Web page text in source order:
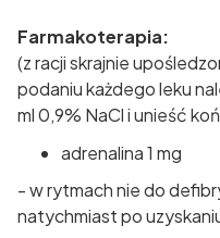
Farmakoterapia:
(z racji skrajnie
podaniu każdego leku
ml 0,9% NaCl i unieść
adrenalina 1 mg
- w rytmach nie do
natychmiast po